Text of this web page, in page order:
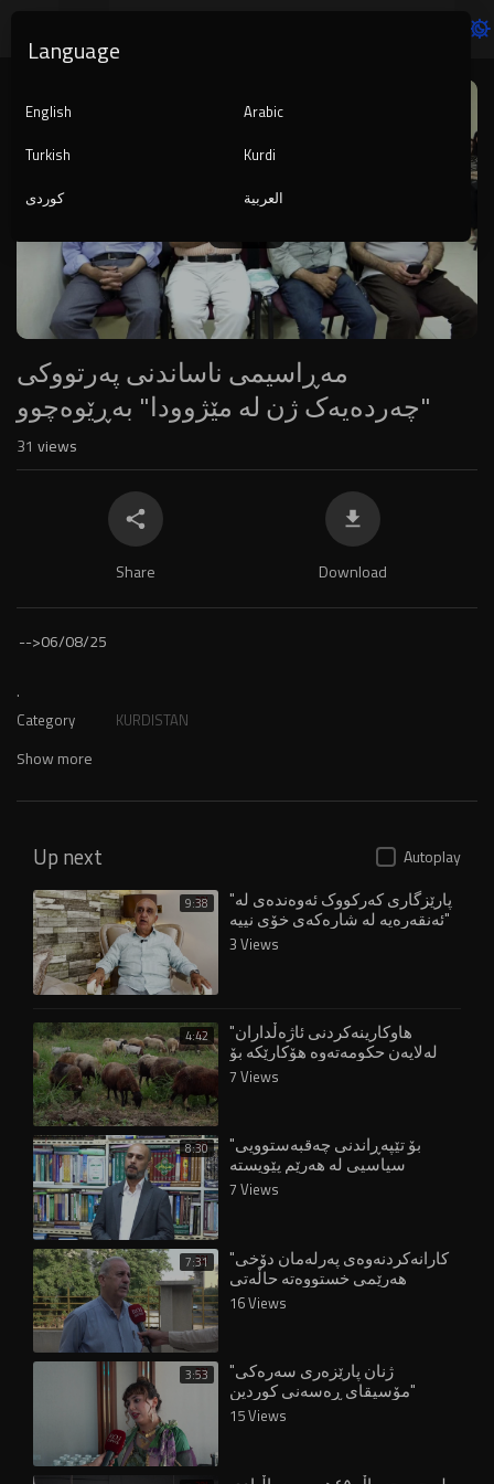
Player
auto
مەڕاسیمی ناساندنی پەرتووکی
"چەردەیەک ژن لە مێژوودا" بەڕێوەچوو
31 views
Share Download
-->06/08/25
.
Category KURDISTAN
Show more
Up next Autoplay
9:38 "پارێزگاری کەرکووک ئەوەندەی لە
ئەنقەرەیە لە شارەکەی خۆی نییە"
3 Views
4:42 "هاوکارینەکردنی ئاژەڵداران
لەلایەن حکومەتەوە هۆکارێکە بۆ
چۆڵبوونی گوندەکان" 7 Views
8:30 "بۆ تێپەڕاندنی چەقبەستوویی
سیاسیی لە هەرێم پێویستە
7 Views
7:31 "کارانەکردنەوەی پەرلەمان دۆخی
هەرێمی خستووەتە حاڵەتی
16 Views
3:53 "ژنان پارێزەری سەرەکی
مۆسیقای ڕەسەنی کوردین"
15 Views
Language
English
Arabic
Turkish
Kurdi
کوردی
العربية